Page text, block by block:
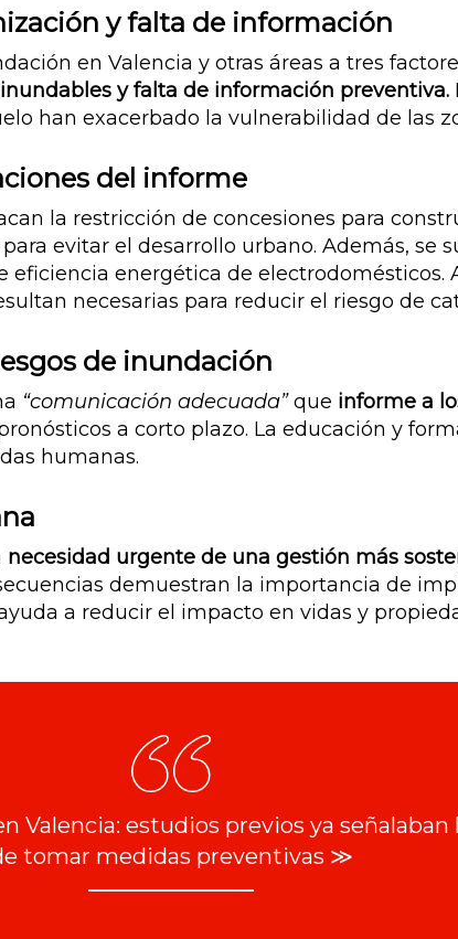
y falta de información
en Valencia y otras áreas a tres
y falta de información preventiva.
han exacerbado la vulnerabilidad de las
del informe
la restricción de concesiones para
evitar el desarrollo urbano. Además, se
energética de electrodomésticos.
necesarias para reducir el riesgo de
de inundación
“comunicación adecuada”que informe a
a corto plazo. La educación y
humanas.
necesidad urgente de una gestión más
demuestran la importancia de
a reducir el impacto en vidas y
Valencia: estudios previos ya señalaban
tomar medidas preventivas ≫